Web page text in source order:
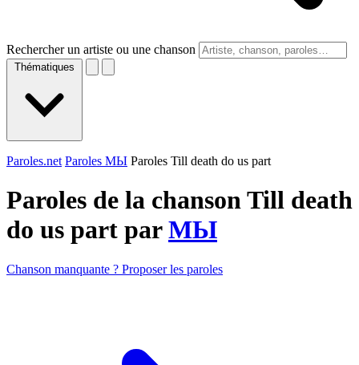
Rechercher un artiste ou une chanson
Thématiques
Paroles.net Paroles МЫ Paroles Till death do us part
Paroles de la chanson Till death
do us part parМЫ
Chanson manquante ? Proposer les paroles